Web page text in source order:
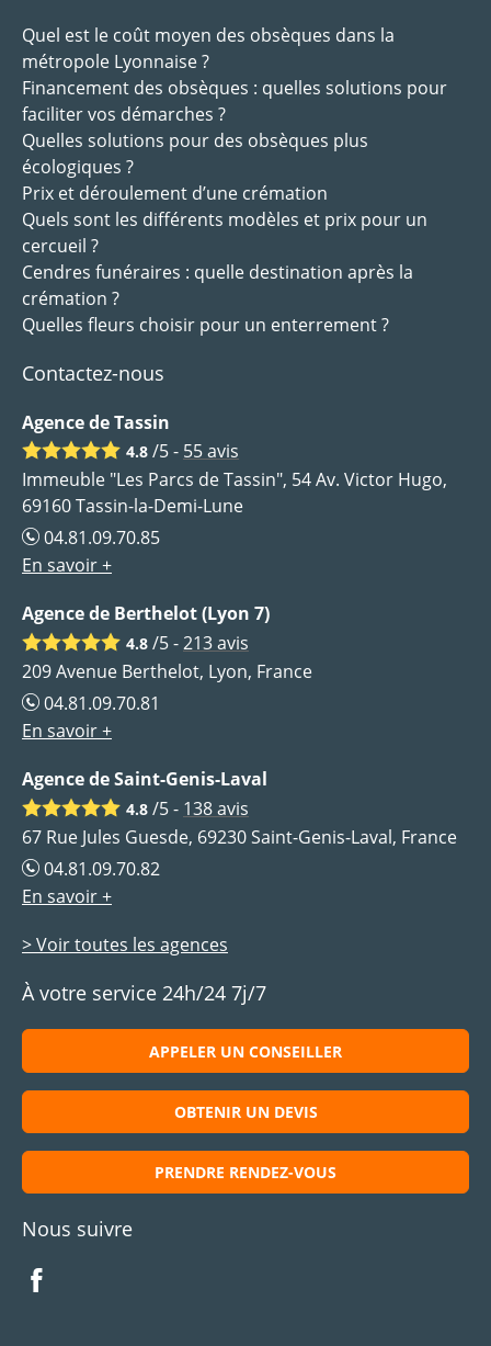
Quel est le coût moyen des obsèques dans la
métropole Lyonnaise ?
Financement des obsèques : quelles solutions pour
faciliter vos démarches ?
Quelles solutions pour des obsèques plus
écologiques ?
Prix et déroulement d’une crémation
Quels sont les différents modèles et prix pour un
cercueil ?
Cendres funéraires : quelle destination après la
crémation ?
Quelles fleurs choisir pour un enterrement ?
Contactez-nous
Agence de Tassin
4.8 /5 - 55avis
Immeuble "Les Parcs de Tassin", 54 Av. Victor Hugo,
69160 Tassin-la-Demi-Lune
04.81.09.70.85
En savoir +
Agence de Berthelot (Lyon 7)
4.8 /5 -213avis
209 Avenue Berthelot, Lyon, France
04.81.09.70.81
En savoir +
Agence de Saint-Genis-Laval
4.8 /5 - 138avis
67 Rue Jules Guesde, 69230 Saint-Genis-Laval, France
04.81.09.70.82
En savoir +
> Voir toutes les agences
À votre service 24h/24 7j/7
APPELER UN CONSEILLER
OBTENIR UN DEVIS
PRENDRE RENDEZ-VOUS
Nous suivre